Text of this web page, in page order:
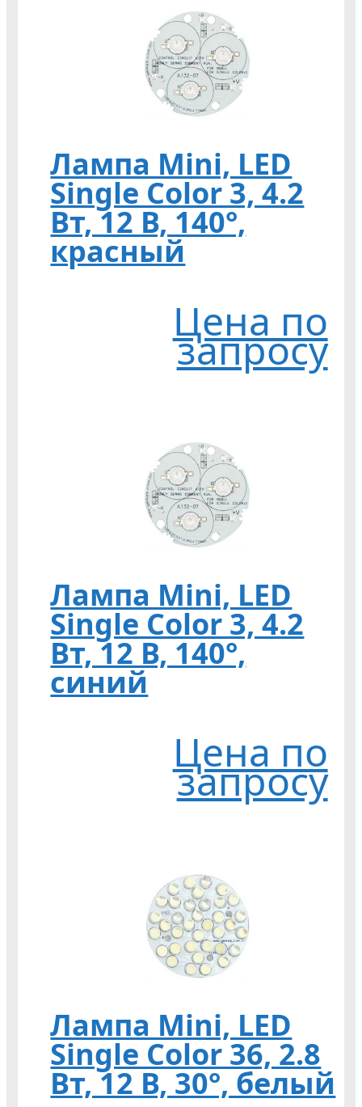
Лампа Mini, LED
Single Color 3, 4.2
Вт, 12 В, 140°,
красный
Цена по
запросу
Лампа Mini, LED
Single Color 3, 4.2
Вт, 12 В, 140°,
синий
Цена по
запросу
Лампа Mini, LED
Single Color 36, 2.8
Вт, 12 В, 30°, белый